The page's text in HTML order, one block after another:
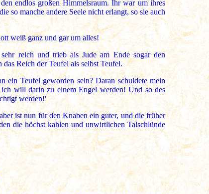
endlos großen Himmelsraum. Ihr war um ihres
so manche andere Seele nicht erlangt, so sie auch
weiß ganz und gar um alles!
reich und trieb als Jude am Ende sogar den
Reich der Teufel als selbst Teufel.
ein Teufel geworden sein? Daran schuldete mein
will darin zu einem Engel werden! Und so des
werden!'
ist nun für den Knaben ein guter, und die früher
die höchst kahlen und unwirtlichen Talschlünde